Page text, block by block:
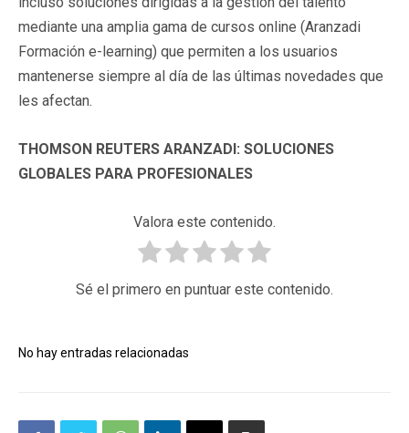
mediante una amplia gama de cursos online (Aranzadi
Formación e-learning) que permiten a los usuarios
mantenerse siempre al día de las últimas novedades que
les afectan.
THOMSON REUTERS ARANZADI: SOLUCIONES
GLOBALES PARA PROFESIONALES
Valora este contenido.
Sé el primero en puntuar este contenido.
No hay entradas relacionadas